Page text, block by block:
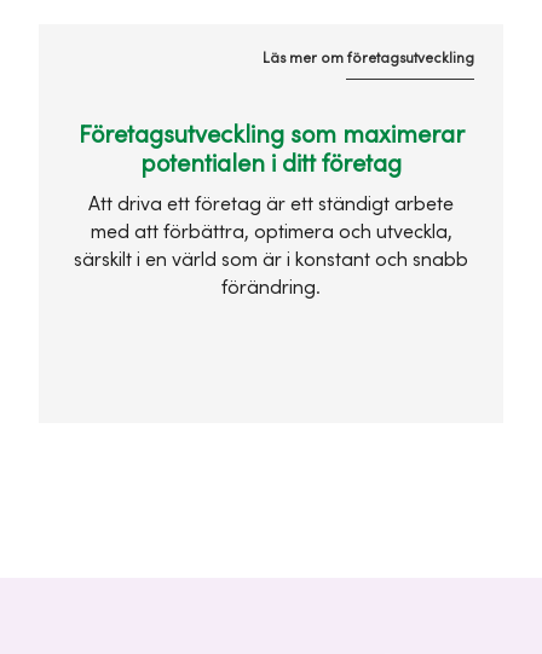
Läs mer om företagsutveckling
Företagsutveckling som maximerar
potentialen i ditt företag
Att driva ett företag är ett ständigt arbete
med att förbättra, optimera och utveckla,
särskilt i en värld som är i konstant och snabb
förändring.